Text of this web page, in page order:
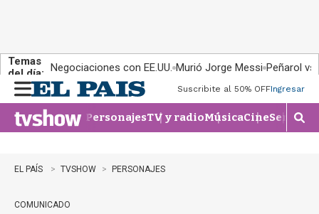
Temas
del día: Negociaciones con EE.UU. Murió Jorge Messi Peñarol
n
u
Suscribite al 50% OFFIngresar
PersonajesTV y radioMúsicaCineSeries
M
o
EL PAÍS TVSHOW PERSONAJES
COMUNICADO